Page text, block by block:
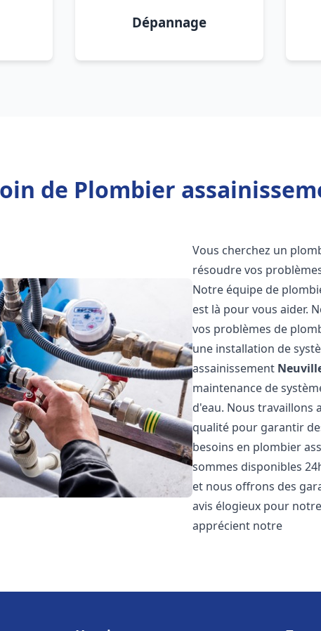
Dépannage
de Plombier
Vous cherchez un
résoudre vos
Notre équipe de
est là pour vous aider.
vos problèmes de
une installation de
assainissement
maintenance de
d'eau. Nous travaillons
qualité pour garantir
besoins en plombier
sommes disponibles
et nous offrons des
avis élogieux pour
apprécient notre